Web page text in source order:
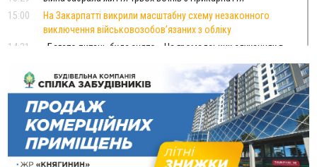
15:00
На Закарпатті викрили масштабну схему незаконного
виключення військовозобов’язаних з обліку
14:31
«Багато питань буде знято». На громадських слуханнях в
Яремче обговорили, як вирішити питання джипінгу в
Карпатах
13:54
5 «тихих» хвороб, які виявляє профілактичне обстеження
13:30
ФОТО На Надрічній тривають останні приготування до
нового руху
12:57
У Франківську зафіксували найбільшу спеку за всю історію
спостережень